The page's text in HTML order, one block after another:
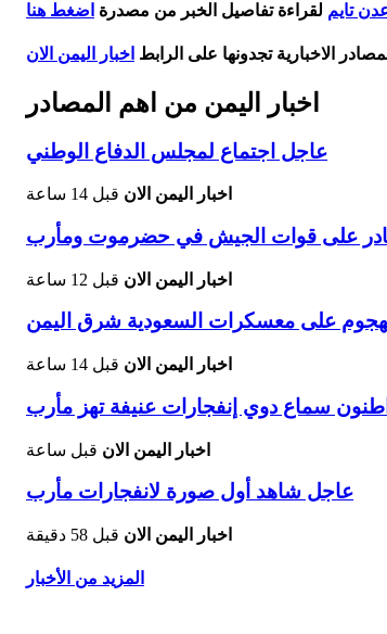
تايم لقراءة تفاصيل الخبر من مصدرة اضغط هنا
الاخبارية تجدونها على الرابط اخبار اليمن الان
اخبار اليمن من اهم المصادر
عاجل اجتماع لمجلس الدفاع الوطني
اخبار اليمن الان قبل 14 ساعة
على قوات الجيش في حضرموت ومأرب
اخبار اليمن الان قبل 12 ساعة
على معسكرات السعودية شرق اليمن
اخبار اليمن الان قبل 14 ساعة
سماع دوي إنفجارات عنيفة تهز مأرب
اخبار اليمن الان قبل ساعة
عاجل شاهد أول صورة لانفجارات مأرب
اخبار اليمن الان قبل 58 دقيقة
المزيد من الأخبار